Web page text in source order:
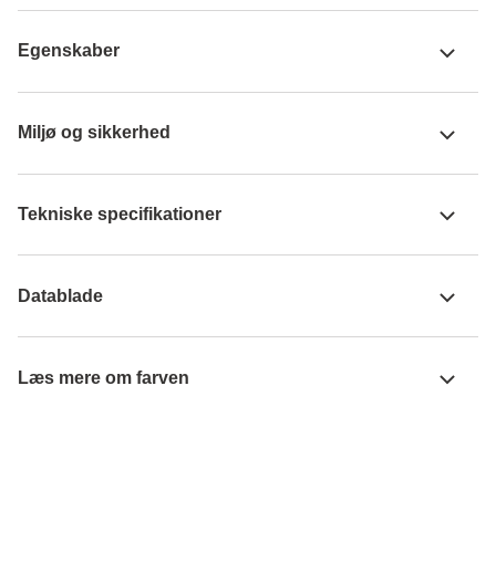
Egenskaber
Miljø og sikkerhed
Tekniske specifikationer
Datablade
Læs mere om farven